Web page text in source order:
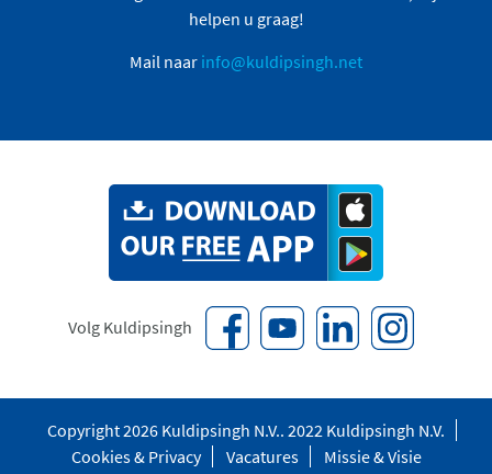
helpen u graag!
Mail naar info@kuldipsingh.net
Volg Kuldipsingh
Copyright 2026 Kuldipsingh N.V.. 2022 Kuldipsingh N.V.
Cookies & Privacy
Vacatures Missie & Visie